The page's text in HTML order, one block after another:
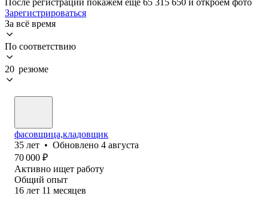
Зарегистрироваться
За всё время
По соответствию
20 резюме
фасовщица,кладовщик
35 лет • Обновлено 4 августа
70 000 ₽
Активно ищет работу
Общий опыт
16 лет 11 месяцев